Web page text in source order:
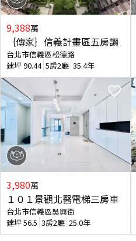
9,388萬
｛傳家｝信義計畫區五房讚
台北市信義區松德路
建坪90.44 5房2廳 35.4年
3,980萬
１０１景觀北醫電梯三房車
台北市信義區吳興街
建坪56.5 3房2廳 25.0年